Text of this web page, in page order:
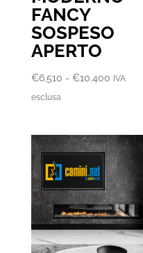
FANCY
SOSPESO
APERTO
€6.510 - €10.400Fascia
€6.510
a
€10.400
IVA
esclusa